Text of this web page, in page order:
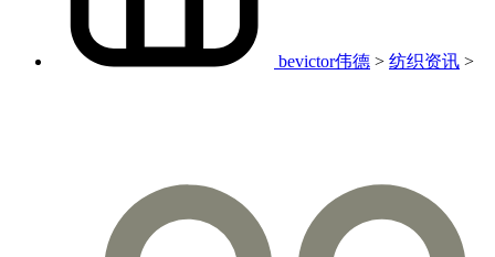
bevictor伟德 > 纺织资讯 >